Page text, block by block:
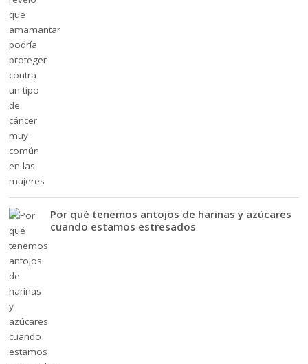
Por qué tenemos antojos de harinas y azúcares
cuando estamos estresados